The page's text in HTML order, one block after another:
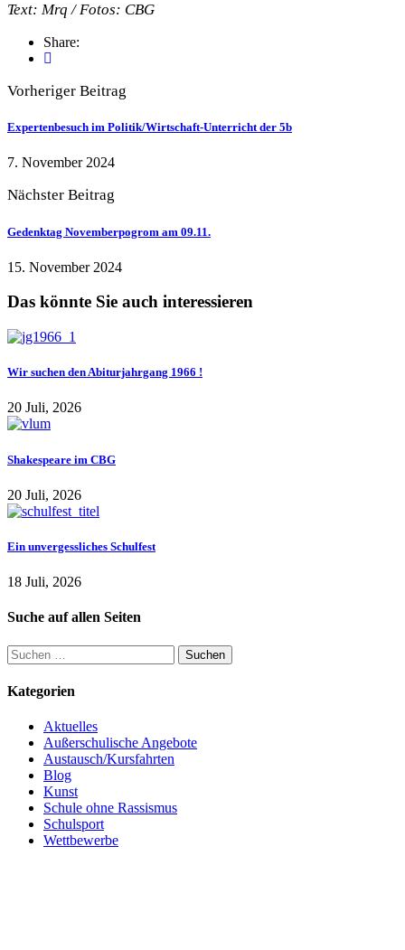
Text: Mrq / Fotos: CBG
Share:
Vorheriger Beitrag
Expertenbesuch im Politik/Wirtschaft-Unterricht der 5b
7. November 2024
Nächster Beitrag
Gedenktag Novemberpogrom am 09.11.
15. November 2024
Das könnte Sie auch interessieren
Wir suchen den Abiturjahrgang 1966 !
20 Juli, 2026
Shakespeare im CBG
20 Juli, 2026
Ein unvergessliches Schulfest
18 Juli, 2026
Suche auf allen Seiten
Suchen
nach:
Kategorien
Aktuelles
Außerschulische Angebote
Austausch/Kursfahrten
Blog
Kunst
Schule ohne Rassismus
Schulsport
Wettbewerbe